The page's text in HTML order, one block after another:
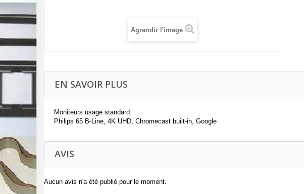
Agrandir l'image
EN SAVOIR PLUS
Moniteurs usage standard:
Philips 65 B-Line, 4K UHD, Chromecast built-in, Google
AVIS
Aucun avis n'a été publié pour le moment.